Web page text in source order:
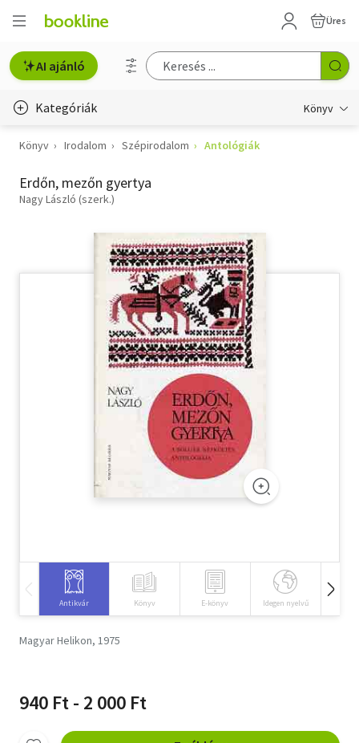
Üres
AI ajánló
Kategóriák Könyv
Életmód, egészség
Erotika
Hobbi, szabadidő
Szótár, nyelvkönyv
Társadalomtudomány
Természettudomány
Vallás
Könyv Irodalom Szépirodalom Antológiák
Erdőn, mezőn gyertya
Nagy László (szerk.)
Antikvár Könyv E-könyv Idegen nyelvű
Magyar Helikon, 1975
940 Ft - 2 000 Ft